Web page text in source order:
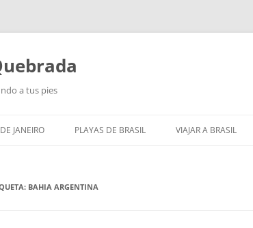
a tus pies
JANEIRO PLAYAS DE BRASIL VIAJAR A BRASIL
BAHIA ARGENTINA